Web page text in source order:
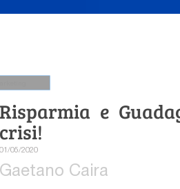
Risparmia e
crisi!
01/05/2020
Gaetano Caira